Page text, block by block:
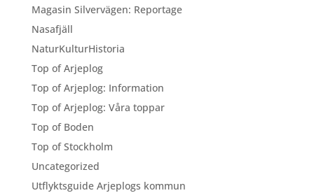
Magasin Silvervägen: Reportage
Nasafjäll
NaturKulturHistoria
Top of Arjeplog
Top of Arjeplog: Information
Top of Arjeplog: Våra toppar
Top of Boden
Top of Stockholm
Uncategorized
Utflyktsguide Arjeplogs kommun